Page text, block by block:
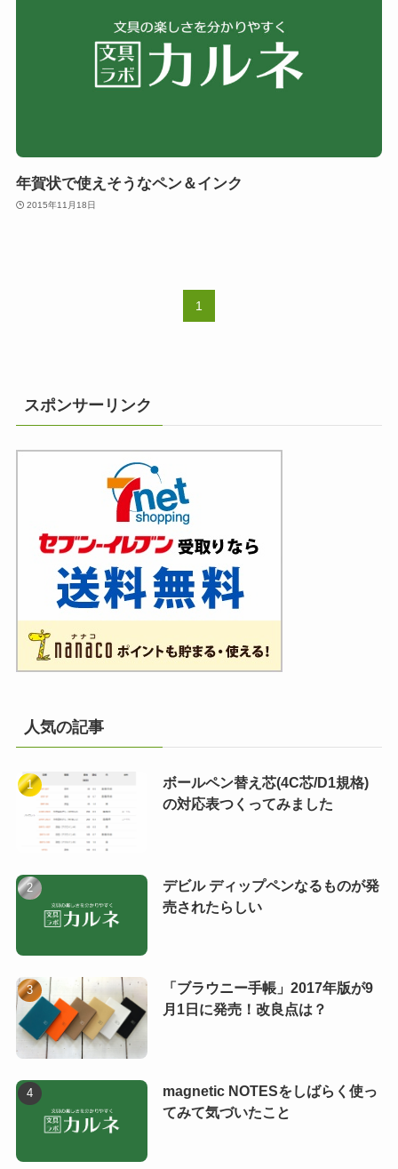
年賀状で使えそうなペン＆インク
2015年11月18日
1
スポンサーリンク
人気の記事
ボールペン替え芯(4C芯/D1規格)
の対応表つくってみました
デビル ディップペンなるものが発
売されたらしい
「ブラウニー手帳」2017年版が9
月1日に発売！改良点は？
magnetic NOTESをしばらく使っ
てみて気づいたこと